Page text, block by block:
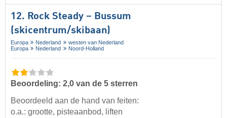
12. Rock Steady – Bussum
(skicentrum/skibaan)
Europa Nederland
westen van Nederland
Europa
Nederland Noord-Holland
Beoordeling: 2,0 van de 5 sterren
Beoordeeld aan de hand van feiten:
o.a.: grootte, pisteaanbod, liften